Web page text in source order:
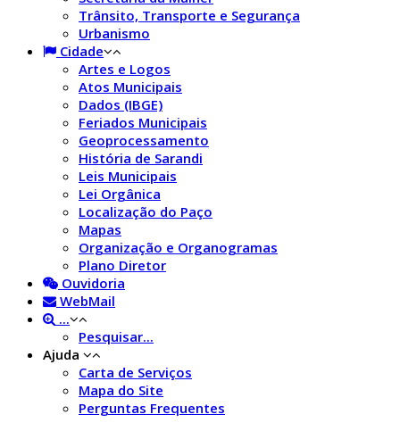
Trânsito, Transporte e Segurança
Urbanismo
Cidade
Artes e Logos
Atos Municipais
Dados (IBGE)
Feriados Municipais
Geoprocessamento
História de Sarandi
Leis Municipais
Lei Orgânica
Localização do Paço
Mapas
Organização e Organogramas
Plano Diretor
Ouvidoria
WebMail
...
Pesquisar...
Ajuda
Carta de Serviços
Mapa do Site
Perguntas Frequentes